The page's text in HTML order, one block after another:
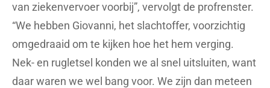
van ziekenvervoer voorbij”, vervolgt de profrenster.
“We hebben Giovanni, het slachtoffer, voorzichtig
omgedraaid om te kijken hoe het hem verging.
Nek- en rugletsel konden we al snel uitsluiten, want
daar waren we wel bang voor. We zijn dan meteen